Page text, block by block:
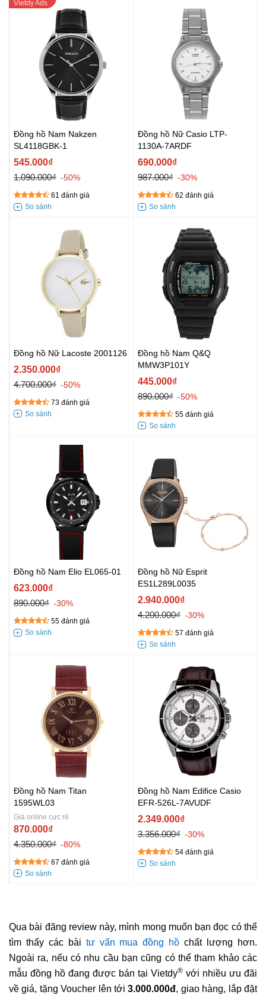
Đồng hồ Nam Nakzen
SL4118GBK-1
545.000₫
1.090.000₫ -50%
61 đánh giá
Đồng hồ Nữ Casio LTP-
1130A-7ARDF
690.000₫
987.000₫ -30%
62 đánh giá
Đồng hồ Nữ Lacoste 2001126
2.350.000₫
4.700.000₫ -50%
73 đánh giá
Đồng hồ Nam Q&Q
MMW3P101Y
445.000₫
890.000₫ -50%
55 đánh giá
Đồng hồ Nam Elio EL065-01
623.000₫
890.000₫ -30%
55 đánh giá
Đồng hồ Nữ Esprit
ES1L289L0035
2.940.000₫
4.200.000₫ -30%
57 đánh giá
Đồng hồ Nam Titan
1595WL03
Giá online cực rẻ
870.000₫
4.350.000₫ -80%
67 đánh giá
Đồng hồ Nam Edifice Casio
EFR-526L-7AVUDF
2.349.000₫
3.356.000₫ -30%
54 đánh giá
Qua bài đăng review này, mình mong muốn bạn đọc có thể
tìm thấy các bài tư vấn mua đồng hồ chất lượng hơn.
Ngoài ra, nếu có nhu cầu bạn cũng có thể tham khảo các
mẫu đồng hồ đang được bán tại Vietdy® với nhiều ưu đãi
về giá, tặng Voucher lên tới3.000.000đ, giao hàng, lắp đặt